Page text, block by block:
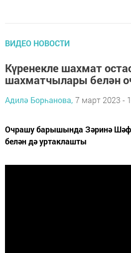
ВИДЕО НОВОСТИ
Күренекле шахмат
шахматчылары белән
Адилә Борһанова, 7 март 2023 -
Очрашу барышында Зәринә
белән дә уртаклашты